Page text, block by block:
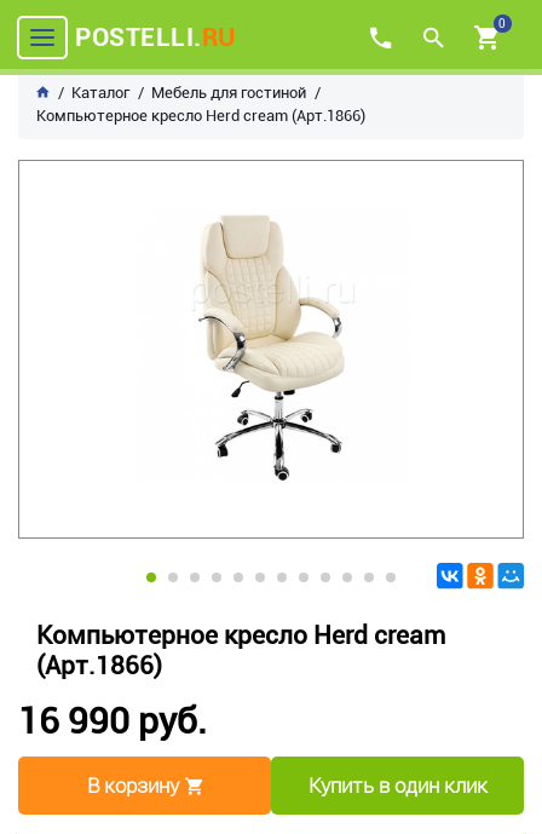
POSTELLI.RU 0
Каталог
Мебель для гостиной
Компьютерное кресло Herd cream (Арт.1866)
Компьютерное кресло Herd cream
(Арт.1866)
16 990 руб.
В корзину Купить в один клик